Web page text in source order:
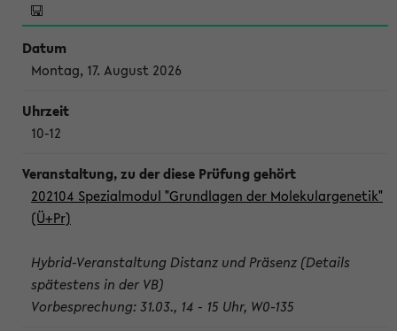
Montag, 17. August 2026
10-12
202104 Spezialmodul "Grundlagen der Molekulargenetik"
(Ü+Pr)
Hybrid-Veranstaltung Distanz und Präsenz (Details
spätestens in der VB)
Vorbesprechung: 31.03., 14 - 15 Uhr, W0-135